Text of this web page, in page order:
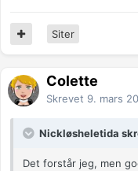
Siter
Colette
Skrevet 9. mars
Nickløsheletida
Det forstår jeg, men